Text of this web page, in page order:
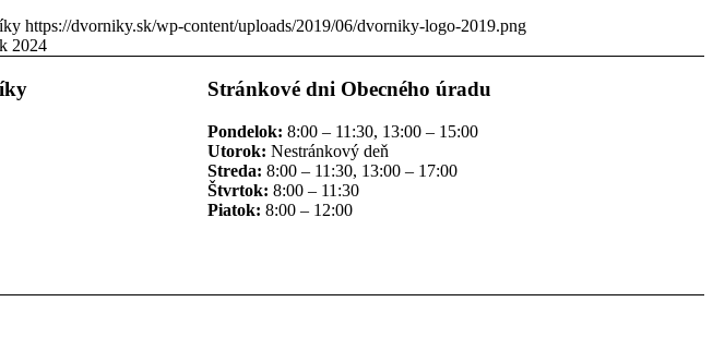
https://dvorniky.sk/wp-content/uploads/2019/06/dvorniky-logo-2019.png
2024
Stránkové dni Obecného úradu
Pondelok: 8:00 – 11:30, 13:00 – 15:00
Utorok: Nestránkový deň
Streda: 8:00 – 11:30, 13:00 – 17:00
Štvrtok: 8:00 – 11:30
Piatok: 8:00 – 12:00